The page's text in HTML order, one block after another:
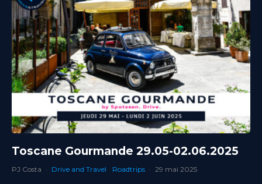
Toscane Gourmande 29.05-02.06.2025
PJ Costa · Drive and Travel Roadtrips · 29 mai 2025